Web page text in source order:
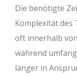
Die benötigte
Komplexität des
oft innerhalb
während
länger in